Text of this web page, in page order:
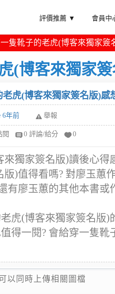
評價推薦 ▼ 會員
隻靴子的老虎(博客來獨家簽
(博客來獨家
老虎(博客來獨家簽名版)感
6年前 舉報
閱 0 評論/給分 0
獨家簽名版)讀後心得
)值得看嗎? 對廖玉蕙
有廖玉蕙的其他本書或
虎(博客來獨家簽名版)
得一閱? 會給穿一隻